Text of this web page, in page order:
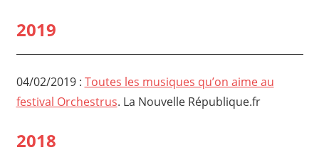
2019
04/02/2019 : Toutes les musiques qu’on aime au
festival Orchestrus. La Nouvelle République.fr
2018